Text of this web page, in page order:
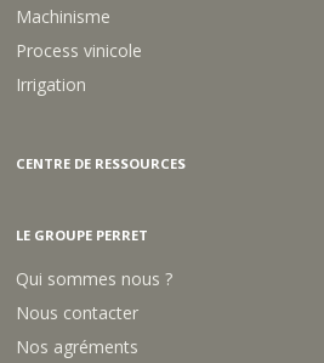
Machinisme
Process vinicole
Irrigation
CENTRE DE RESSOURCES
LE GROUPE PERRET
Qui sommes nous ?
Nous contacter
Nos agréments